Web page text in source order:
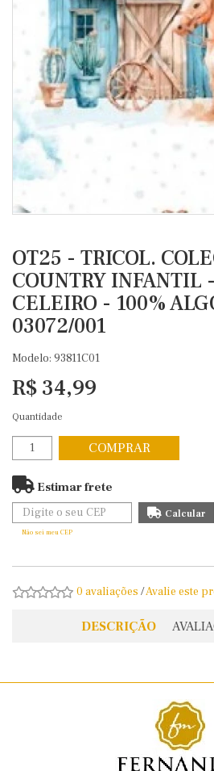
OT25 - TRICOL.
COUNTRY INFANTIL
CELEIRO - 100%
03072/001
Modelo: 93811C01
R$ 34,99
Quantidade
COMPRAR
Estimar frete
Não sei meu CEP
0 avaliações /Avalie este
DESCRIÇÃO